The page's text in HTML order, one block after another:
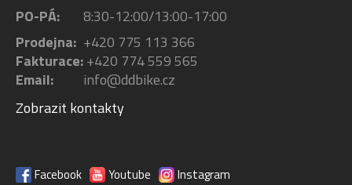
PO-PÁ:
8:30-12:00/13:00-17:00
Prodejna: +420 775 113 366
Fakturace:+420 774 559 565
Email:
info@ddbike.cz
Zobrazit kontakty
Facebook Youtube Instagram